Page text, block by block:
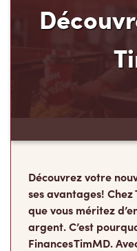
Découvrez votre
ses avantages! Chez
que vous méritez
argent. C’est
Finances TimMD.